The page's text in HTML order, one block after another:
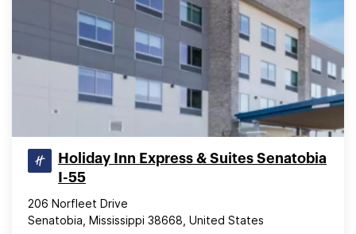
Holiday Inn Express & Suites Senatobia
I-55
206 Norfleet Drive
Senatobia, Mississippi 38668, United States